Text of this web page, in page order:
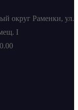
округ Раменки, ул.
I